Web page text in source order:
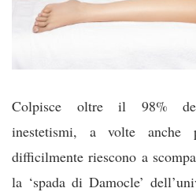
Colpisce oltre il 98%
inestetismi, a volte anche
difficilmente riescono a
la ‘spada di Damocle’